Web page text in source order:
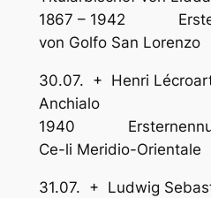
1867 – 1942
von Golfo San Lorenzo
30.07. + Henri
Anchialo
1940
Ce-li Meridio-Orientale
31.07. + Ludwig